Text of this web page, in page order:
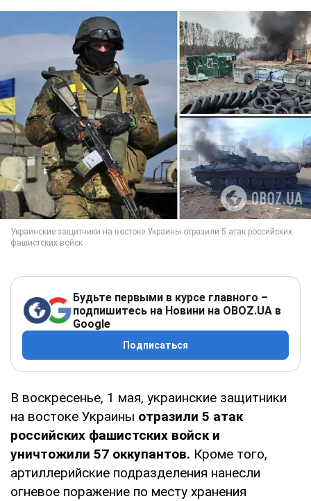
Будьте первыми в курсе главного –
подпишитесь на Новини на OBOZ.UA в
Google
Подписаться
В воскресенье, 1 мая, украинские защитники
на востоке Украины отразили 5 атак
российских фашистских войск и
уничтожили 57 оккупантов. Кроме того,
артиллерийские подразделения нанесли
огневое поражение по месту хранения